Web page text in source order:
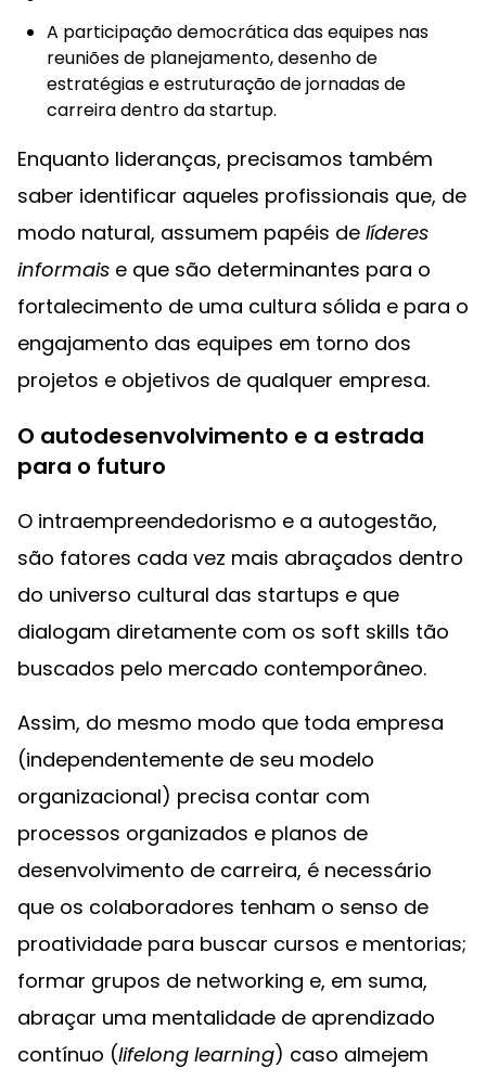
A participação democrática das equipes nas
reuniões de planejamento, desenho de
estratégias e estruturação de jornadas de
carreira dentro da startup.
Enquanto lideranças, precisamos também
saber identificar aqueles profissionais que, de
modo natural, assumem papéis de líderes
informais e que são determinantes para o
fortalecimento de uma cultura sólida e para o
engajamento das equipes em torno dos
projetos e objetivos de qualquer empresa.
O autodesenvolvimento e a estrada
para o futuro
O intraempreendedorismo e a autogestão,
são fatores cada vez mais abraçados dentro
do universo cultural das startups e que
dialogam diretamente com os soft skills tão
buscados pelo mercado contemporâneo.
Assim, do mesmo modo que toda empresa
(independentemente de seu modelo
organizacional) precisa contar com
processos organizados e planos de
desenvolvimento de carreira, é necessário
que os colaboradores tenham o senso de
proatividade para buscar cursos e mentorias;
formar grupos de networking e, em suma,
abraçar uma mentalidade de aprendizado
contínuo (lifelong learning) caso almejem